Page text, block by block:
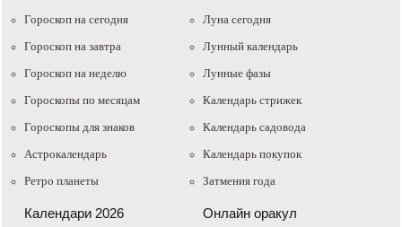
Гороскоп на сегодня
Гороскоп на завтра
Гороскоп на неделю
Гороскопы по месяцам
Гороскопы для знаков
Астрокалендарь
Ретро планеты
Луна сегодня
Лунный календарь
Лунные фазы
Календарь стрижек
Календарь садовода
Календарь покупок
Затмения года
Календари 2026 Онлайн оракул